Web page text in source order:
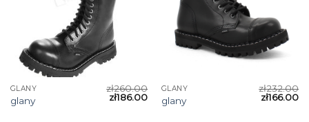
GLANY
glany
zł260.00
zł186.00
GLANY
glany
zł232.00
zł166.00